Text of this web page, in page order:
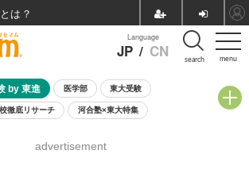
menu
Language
JP / CN search
by 東進 医学部 東大受験
徹底リサーチ 河合塾×東大特集
8月開催学校説明会・相談会
advertisement